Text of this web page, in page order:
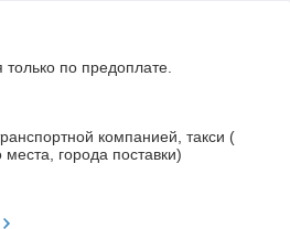
только по предоплате.
компанией, такси (
места, города поставки)